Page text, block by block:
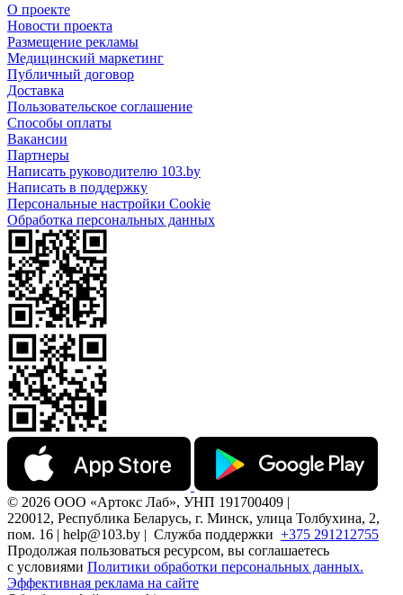
О проекте
Новости проекта
Размещение рекламы
Медицинский маркетинг
Публичный договор
Доставка
Пользовательское соглашение
Способы оплаты
Вакансии
Партнеры
Написать руководителю 103.by
Написать в поддержку
Персональные настройки Cookie
Обработка персональных данных
© 2026 ООО «Артокс Лаб», УНП 191700409 |
220012, Республика Беларусь, г. Минск, улица Толбухина, 2,
пом. 16 | help@103.by | Служба поддержки +375 291212755
Продолжая пользоваться ресурсом, вы соглашаетесь
с условиями Политики обработки персональных данных.
Эффективная реклама на сайте